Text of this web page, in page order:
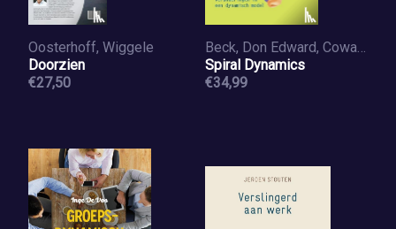
Oosterhoff, Wiggele
Doorzien
€27,50
Beck, Don Edward, Cowan, Christopher C.
Spiral Dynamics
€34,99